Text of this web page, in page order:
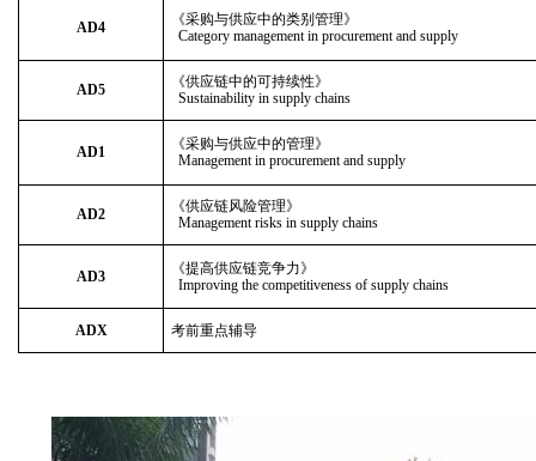
AD4
《采购与供应中的类别管理》
Category management in procurement and supply
AD5
《供应链中的可持续性》
Sustainability in supply chains
AD1
《采购与供应中的管理》
Management in procurement and supply
AD2
《供应链风险管理》
Management risks in supply chains
AD3
《提高供应链竞争力》
Improving the competitiveness of supply chains
ADX 考前重点辅导